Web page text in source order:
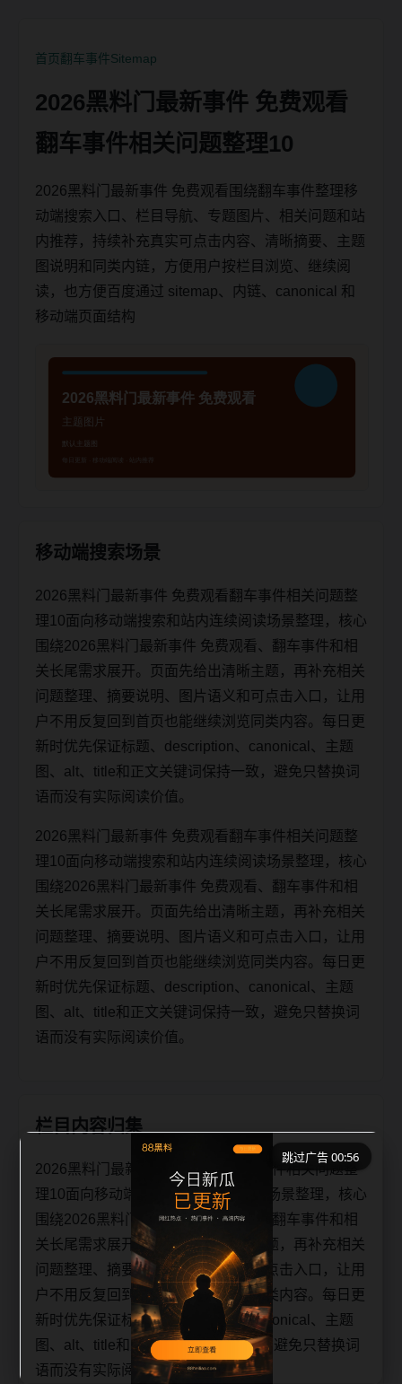
首页翻车事件Sitemap
2026黑料门最新事件 免费观看
翻车事件相关问题整理10
2026黑料门最新事件 免费观看围绕翻车事件整理移
动端搜索入口、栏目导航、专题图片、相关问题和站
内推荐，持续补充真实可点击内容、清晰摘要、主题
图说明和同类内链，方便用户按栏目浏览、继续阅
读，也方便百度通过 sitemap、内链、canonical 和
移动端页面结构
移动端搜索场景
2026黑料门最新事件 免费观看翻车事件相关问题整
理10面向移动端搜索和站内连续阅读场景整理，核心
围绕2026黑料门最新事件 免费观看、翻车事件和相
关长尾需求展开。页面先给出清晰主题，再补充相关
问题整理、摘要说明、图片语义和可点击入口，让用
户不用反复回到首页也能继续浏览同类内容。每日更
新时优先保证标题、description、canonical、主题
图、alt、title和正文关键词保持一致，避免只替换词
语而没有实际阅读价值。
2026黑料门最新事件 免费观看翻车事件相关问题整
理10面向移动端搜索和站内连续阅读场景整理，核心
围绕2026黑料门最新事件 免费观看、翻车事件和相
关长尾需求展开。页面先给出清晰主题，再补充相关
问题整理、摘要说明、图片语义和可点击入口，让用
户不用反复回到首页也能继续浏览同类内容。每日更
新时优先保证标题、description、canonical、主题
图、alt、title和正文关键词保持一致，避免只替换词
语而没有实际阅读价值。
栏目内容归集
2026黑料门最新事件 免费观看翻车事件相关问题整
理10面向移动端搜索和站内连续阅读场景整理，核心
围绕2026黑料门最新事件 免费观看、翻车事件和相
关长尾需求展开。页面先给出清晰主题，再补充相关
问题整理、摘要说明、图片语义和可点击入口，让用
户不用反复回到首页也能继续浏览同类内容。每日更
新时优先保证标题、description、canonical、主题
图、alt、title和正文关键词保持一致，避免只替换词
语而没有实际阅读价值。
跳过广告 00:56